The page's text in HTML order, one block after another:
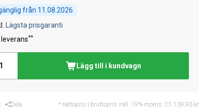
från 11.08.2026
Lägsta prisgaranti
leverans**
Lägg till i kundvagn
Dela * nettopris | bruttopris inkl. 19% moms: 25 139,93 kr